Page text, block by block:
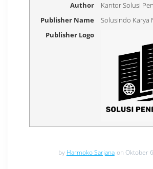
Author
Kantor Solusi
Publisher Name
Solusindo Karya
Publisher Logo
by Harmoko Sarjana on Oktober